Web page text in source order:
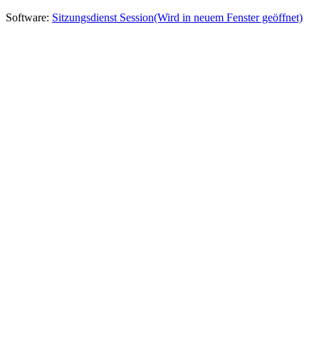
Software: Sitzungsdienst Session(Wird in neuem Fenster geöffnet)